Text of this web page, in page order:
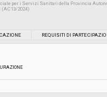
per i Servizi Sanitari della Provincia
(AC13/2024)
REQUISITI DI